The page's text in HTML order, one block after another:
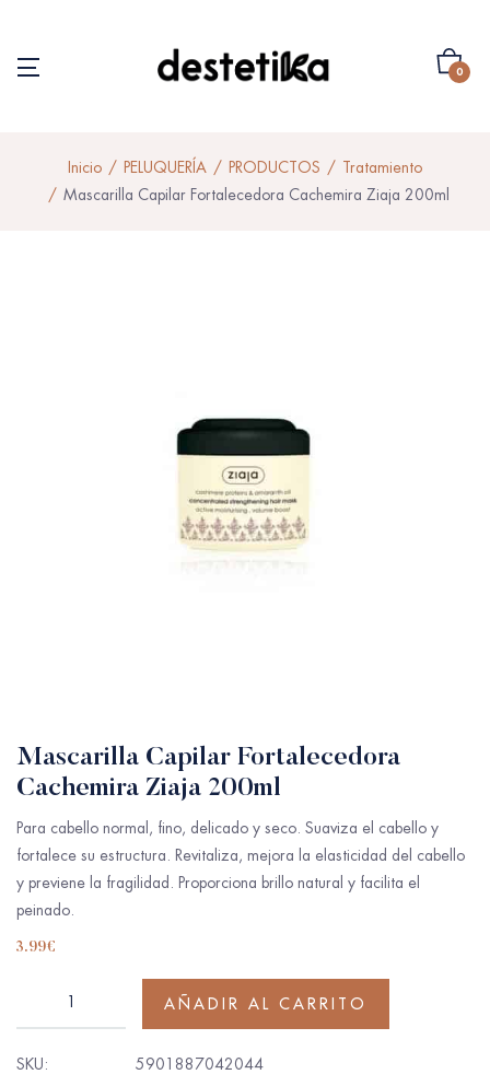
0
Inicio PELUQUERÍA PRODUCTOS
Tratamiento
Mascarilla Capilar Fortalecedora Cachemira Ziaja 200ml
Mascarilla Capilar Fortalecedora
Cachemira Ziaja 200ml
Para cabello normal, fino, delicado y seco. Suaviza el cabello y
fortalece su estructura. Revitaliza, mejora la elasticidad del cabello
y previene la fragilidad. Proporciona brillo natural y facilita el
peinado.
3.99€
AÑADIR AL CARRITO
SKU:
5901887042044